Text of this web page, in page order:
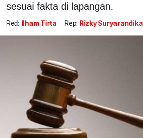
sesuai fakta di lapangan.
Red: Ilham Tirta Rep: Rizky Suryarandika